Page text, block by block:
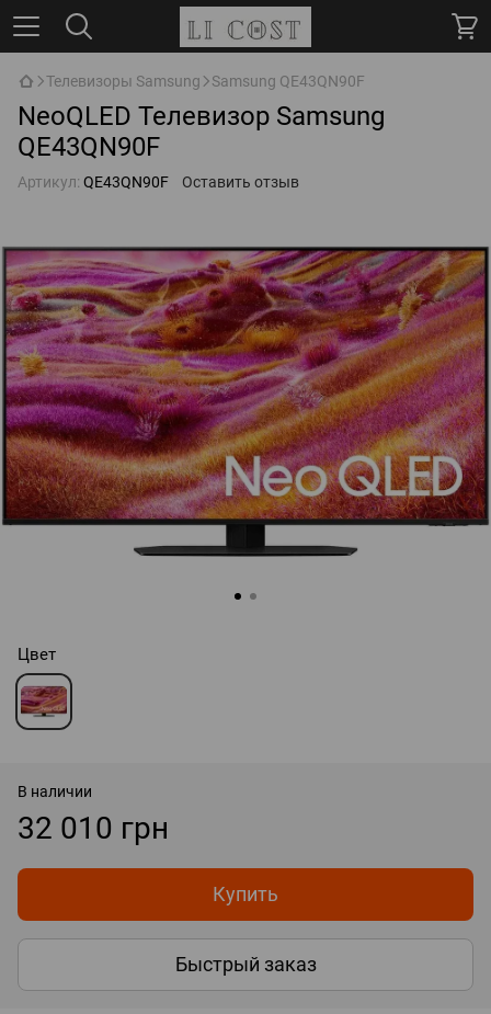
Телевизоры Samsung Samsung QE43QN90F
NeoQLED Телевизор Samsung
QE43QN90F
Артикул: QE43QN90F Оставить отзыв
Цвет
В наличии
32 010 грн
Купить
Быстрый заказ